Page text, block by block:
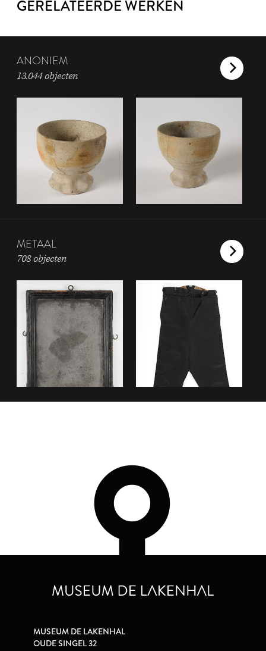
GERELATEERDE WERKEN
ANONIEM
13.044 objecten
METAAL
708 objecten
MUSEUM DE LAKENHAL
OUDE SINGEL 32